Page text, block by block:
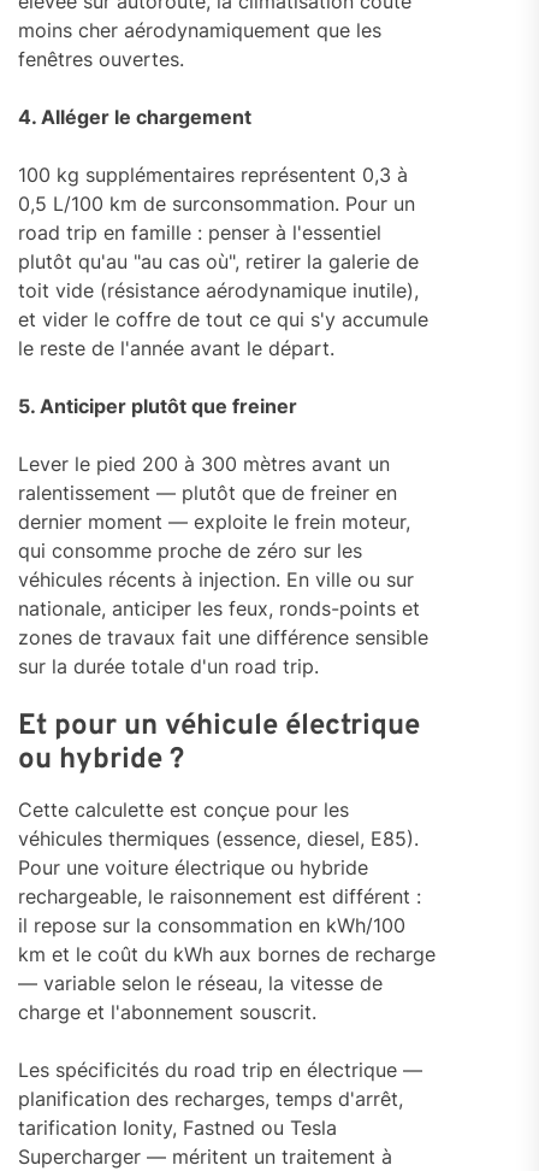
moins cher aérodynamiquement que les
fenêtres ouvertes.
4. Alléger le chargement
100 kg supplémentaires représentent 0,3 à
0,5 L/100 km de surconsommation. Pour un
road trip en famille : penser à l'essentiel
plutôt qu'au "au cas où", retirer la galerie de
toit vide (résistance aérodynamique inutile),
et vider le coffre de tout ce qui s'y accumule
le reste de l'année avant le départ.
5. Anticiper plutôt que freiner
Lever le pied 200 à 300 mètres avant un
ralentissement — plutôt que de freiner en
dernier moment — exploite le frein moteur,
qui consomme proche de zéro sur les
véhicules récents à injection. En ville ou sur
nationale, anticiper les feux, ronds-points et
zones de travaux fait une différence sensible
sur la durée totale d'un road trip.
Et pour un véhicule électrique
ou hybride ?
Cette calculette est conçue pour les
véhicules thermiques (essence, diesel, E85).
Pour une voiture électrique ou hybride
rechargeable, le raisonnement est différent :
il repose sur la consommation en kWh/100
km et le coût du kWh aux bornes de recharge
— variable selon le réseau, la vitesse de
charge et l'abonnement souscrit.
Les spécificités du road trip en électrique —
planification des recharges, temps d'arrêt,
tarification Ionity, Fastned ou Tesla
Supercharger — méritent un traitement à